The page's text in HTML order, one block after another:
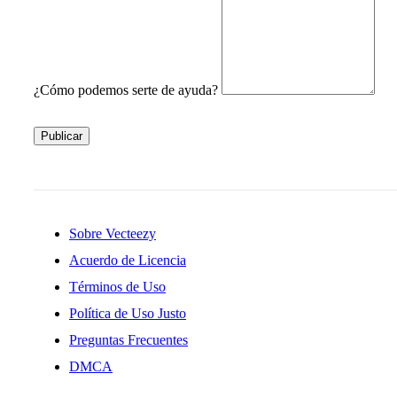
¿Cómo podemos serte de ayuda?
Publicar
Sobre Vecteezy
Acuerdo de Licencia
Términos de Uso
Política de Uso Justo
Preguntas Frecuentes
DMCA